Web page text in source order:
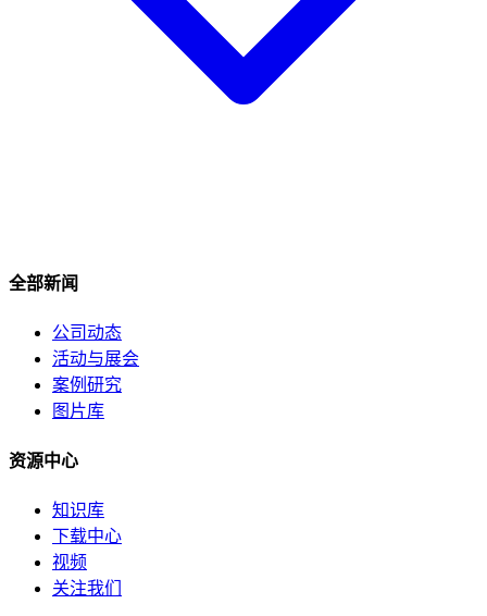
全部新闻
公司动态
活动与展会
案例研究
图片库
资源中心
知识库
下载中心
视频
关注我们